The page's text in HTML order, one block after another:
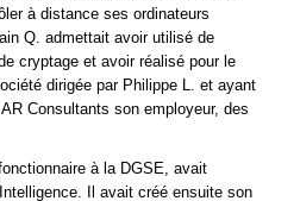
à distance ses ordinateurs
Q. admettait avoir utilisé de
cryptage et avoir réalisé pour le
dirigée par Philippe L. et ayant
Consultants son employeur, des
à la DGSE, avait
Il avait créé ensuite son